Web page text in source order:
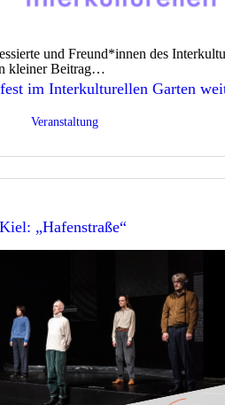
und Freund*innen des
kleiner Beitrag…
im Interkulturellen Garten
Veranstaltung
„Hafenstraße“